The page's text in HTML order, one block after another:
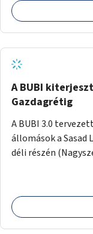
barátságosabbá és
A BUBI
Gazdagrétig
A BUBI 3.0
állomások a Sasad
déli részén